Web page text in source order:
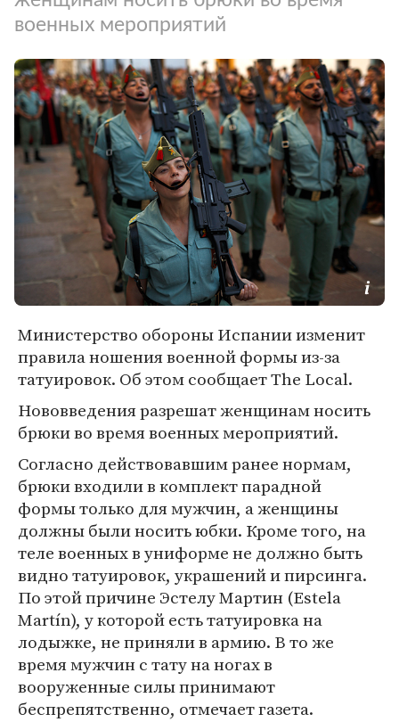
военных мероприятий
Министерство обороны Испании изменит
правила ношения военной формы из-за
татуировок. Об этом сообщает The Local.
Нововведения разрешат женщинам носить
брюки во время военных мероприятий.
Согласно действовавшим ранее нормам,
брюки входили в комплект парадной
формы только для мужчин, а женщины
должны были носить юбки. Кроме того, на
теле военных в униформе не должно быть
видно татуировок, украшений и пирсинга.
По этой причине Эстелу Мартин (Estela
Martín), у которой есть татуировка на
лодыжке, не приняли в армию. В то же
время мужчин с тату на ногах в
вооруженные силы принимают
беспрепятственно, отмечает газета.